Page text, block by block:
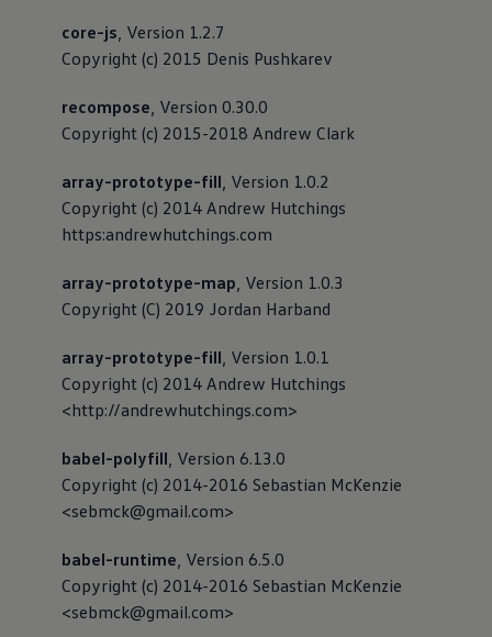
core-js, Version 1.2.7
Copyright (c) 2015 Denis Pushkarev
recompose, Version 0.30.0
Copyright (c) 2015-2018 Andrew Clark
array-prototype-fill, Version 1.0.2
Copyright (c) 2014 Andrew Hutchings
https:andrewhutchings.com
array-prototype-map, Version 1.0.3
Copyright (C) 2019 Jordan Harband
array-prototype-fill, Version 1.0.1
Copyright (c) 2014 Andrew Hutchings
<http://andrewhutchings.com>
babel-polyfill, Version 6.13.0
Copyright (c) 2014-2016 Sebastian McKenzie
<sebmck@gmail.com>
babel-runtime, Version 6.5.0
Copyright (c) 2014-2016 Sebastian McKenzie
<sebmck@gmail.com>